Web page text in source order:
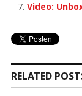
Video:
RELATED